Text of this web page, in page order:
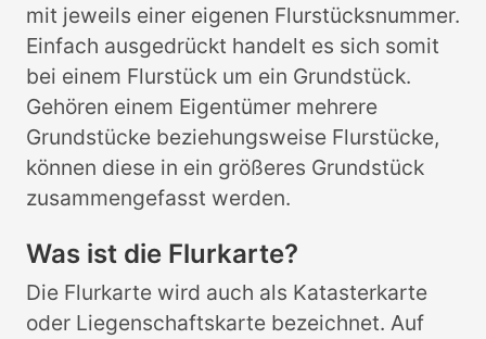
mit jeweils einer eigenen Flurstücksnummer.
Einfach ausgedrückt handelt es sich somit
bei einem Flurstück um ein Grundstück.
Gehören einem Eigentümer mehrere
Grundstücke beziehungsweise Flurstücke,
können diese in ein größeres Grundstück
zusammengefasst werden.
Was ist die Flurkarte?
Die Flurkarte wird auch als Katasterkarte
oder Liegenschaftskarte bezeichnet. Auf